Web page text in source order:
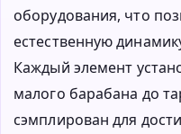
оборудования, что
естественную
Каждый элемент
малого барабана до
сэмплирован для